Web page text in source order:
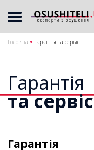
Головна Гарантія та сервіс
Гарантія
та сервіс
Гарантія